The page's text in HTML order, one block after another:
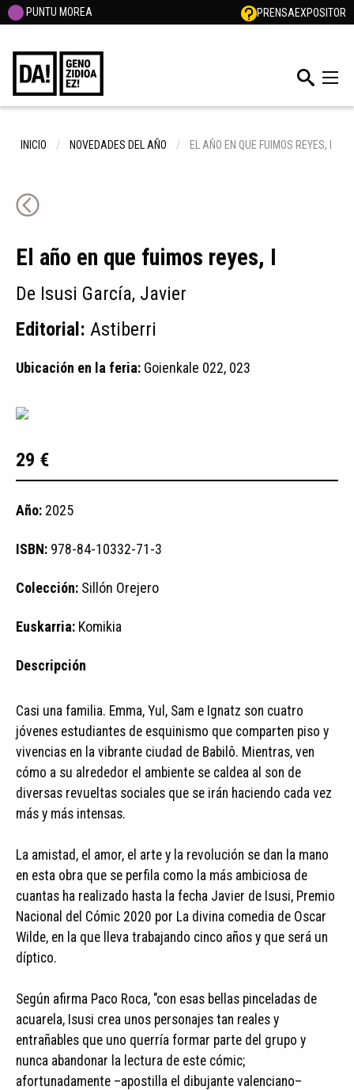
PUNTU MOREA PRENSAEXPOSITOR
INICIO NOVEDADES DEL AÑO EL AÑO EN QUE FUIMOS REYES, I
El año en que fuimos reyes, I
De Isusi García, Javier
Editorial: Astiberri
Ubicación en la feria: Goienkale 022, 023
29 €
Año: 2025
ISBN: 978-84-10332-71-3
Colección: Sillón Orejero
Euskarria: Komikia
Descripción
Casi una familia. Emma, Yul, Sam e Ignatz son cuatro
jóvenes estudiantes de esquinismo que comparten piso y
vivencias en la vibrante ciudad de Babilô. Mientras, ven
cómo a su alrededor el ambiente se caldea al son de
diversas revueltas sociales que se irán haciendo cada vez
más y más intensas.
La amistad, el amor, el arte y la revolución se dan la mano
en esta obra que se perfila como la más ambiciosa de
cuantas ha realizado hasta la fecha Javier de Isusi, Premio
Nacional del Cómic 2020 por La divina comedia de Oscar
Wilde, en la que lleva trabajando cinco años y que será un
díptico.
Según afirma Paco Roca, "con esas bellas pinceladas de
acuarela, Isusi crea unos personajes tan reales y
entrañables que uno querría formar parte del grupo y
nunca abandonar la lectura de este cómic;
afortunadamente –apostilla el dibujante valenciano–